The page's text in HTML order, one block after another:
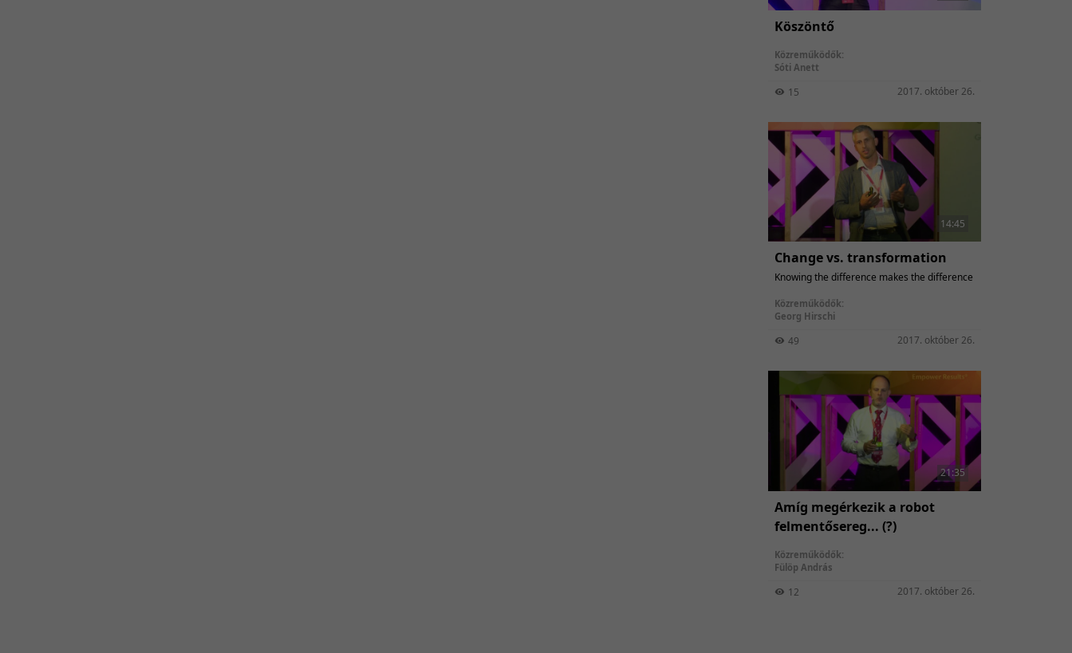
Köszöntő
Közreműködők:
Sóti Anett
15 2017. október 26.
14:45
Change vs. transformation
Knowing the difference makes the difference
Közreműködők:
Georg Hirschi
49 2017. október 26.
21:35
Amíg megérkezik a robot
felmentősereg... (?)
Közreműködők:
Fülöp András
12 2017. október 26.